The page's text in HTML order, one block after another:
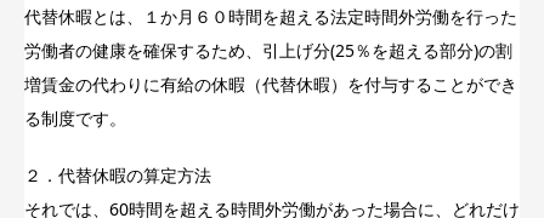
代替休暇とは、１か月６０時間を超える法定時間外労働を行った
労働者の健康を確保するため、引上げ分(25％を超える部分)の割
増賃金の代わりに有給の休暇（代替休暇）を付与することができ
る制度です。
２．代替休暇の算定方法
それでは、60時間を超える時間外労働があった場合に、どれだけ